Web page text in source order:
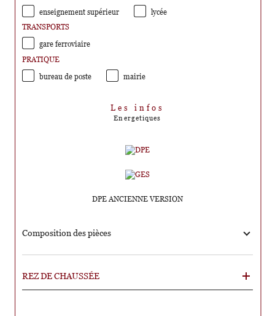
enseignement supérieur
lycée
TRANSPORTS
gare ferroviaire
PRATIQUE
bureau de poste
mairie
Les infos
Energetiques
DPE ANCIENNE VERSION
Composition des pièces
REZ DE CHAUSSÉE